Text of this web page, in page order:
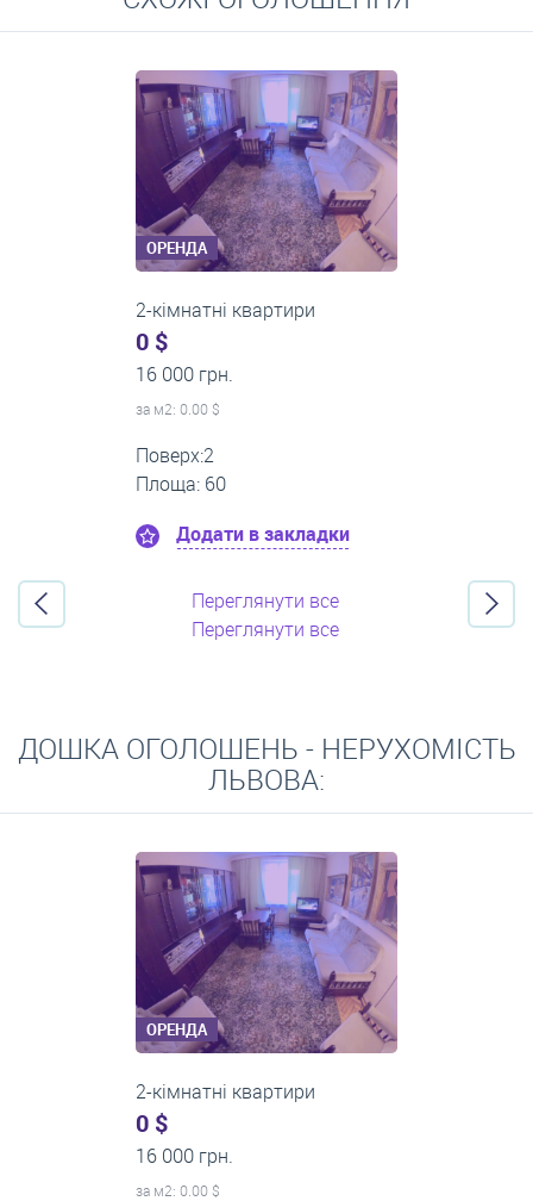
Середні ціни на довготривалу оренду квартир, особняків,
кімнат
ОРЕНДА
2-кімнатні квартири
0 $
14 000 грн.
за м2: 0.00 $
Поверх:3
Площа: 51
Додати в закладки
Переглянути все
Переглянути все
ДОШКА ОГОЛОШЕНЬ - НЕРУХОМІСТЬ
ЛЬВОВА:
ОРЕНДА
1-кімнатні квартири
0 $
14 000 грн.
за м2: 0.00 $